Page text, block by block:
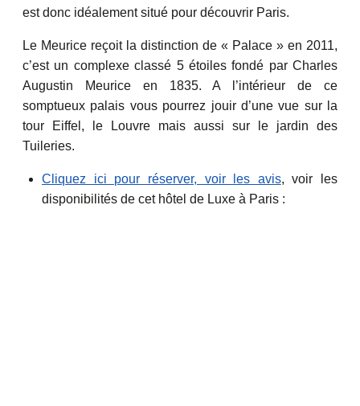
est donc idéalement situé pour découvrir Paris.
Le Meurice reçoit la distinction de « Palace » en 2011,
c’est un complexe classé 5 étoiles fondé par Charles
Augustin Meurice en 1835. A l’intérieur de ce
somptueux palais vous pourrez jouir d’une vue sur la
tour Eiffel, le Louvre mais aussi sur le jardin des
Tuileries.
Cliquez ici pour réserver, voir les avis, voir les
disponibilités de cet hôtel de Luxe à Paris :